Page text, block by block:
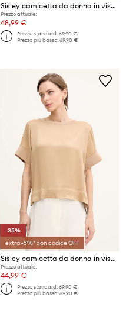
Sisley camicetta da donna in viscosa
Prezzo attuale:
48,99 €
Prezzo standard:69,90 €
Prezzo più basso:69,90 €
-35%
extra -5%* con codice OFF
Sisley camicetta da donna in viscosa
Prezzo attuale:
44,99 €
Prezzo standard:69,90 €
Prezzo più basso:69,90 €